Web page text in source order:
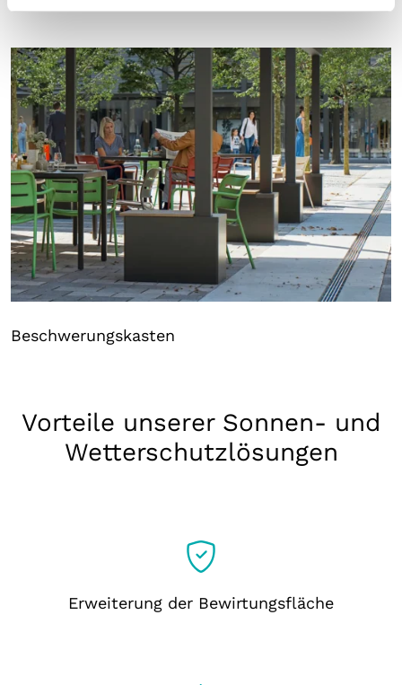
Beschwerungskasten
Vorteile unserer Sonnen- und
Wetterschutzlösungen
Erweiterung der Bewirtungsfläche